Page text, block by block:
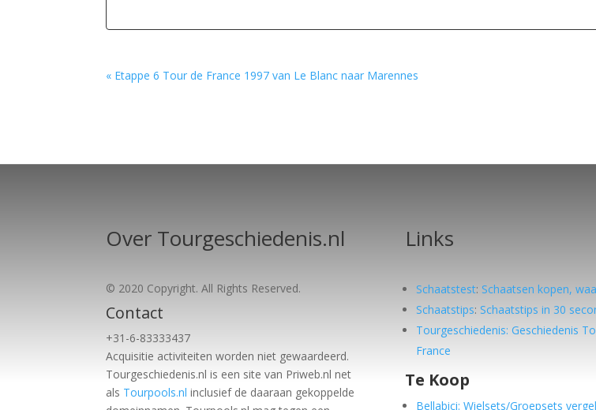
« Etappe 6 Tour de France 1997 van Le Blanc naar Marennes
Over Tourgeschiedenis.nl
© 2020 Copyright. All Rights Reserved.
Contact
+31-6-83333437
Acquisitie activiteiten worden niet gewaardeerd.
Tourgeschiedenis.nl is een site van Priweb.nl net
als Tourpools.nl inclusief de daaraan gekoppelde
Links
Schaatstest: Schaatsen kopen,
Schaatstips: Schaatstips in 30
Tourgeschiedenis: Geschiedenis
France
Te Koop
Bellabici: Wielsets/Groepsets